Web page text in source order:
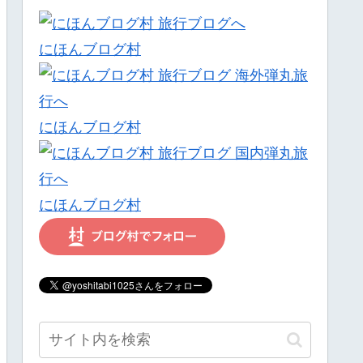
にほんブログ村
にほんブログ村
にほんブログ村